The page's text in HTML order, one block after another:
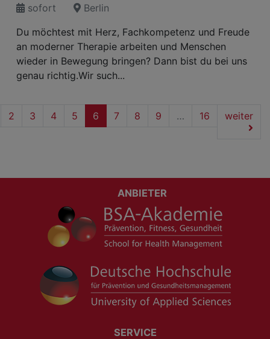
sofort
Berlin
Du möchtest mit Herz, Fachkompetenz und Freude
an moderner Therapie arbeiten und Menschen
wieder in Bewegung bringen? Dann bist du bei uns
genau richtig.Wir such...
2 3 4 5 6 (current)
7 8 9 … 16 weiter
ANBIETER
SERVICE